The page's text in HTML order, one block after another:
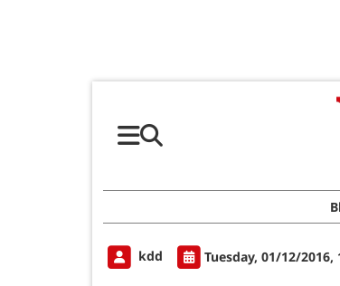
kdd Tuesday, 01/12/2016,